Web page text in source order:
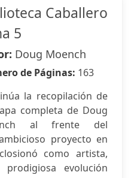
Caballero
5
Doug Moench
de Páginas: 163
la recopilación de
completa de Doug
al frente del
proyecto en
como artista,
evolución